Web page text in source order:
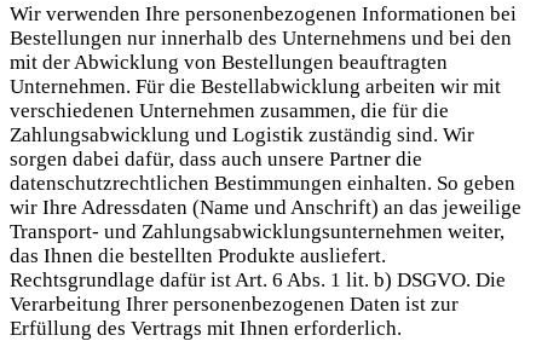
Wir verwenden Ihre personenbezogenen Informationen bei
Bestellungen nur innerhalb des Unternehmens und bei den
mit der Abwicklung von Bestellungen beauftragten
Unternehmen. Für die Bestellabwicklung arbeiten wir mit
verschiedenen Unternehmen zusammen, die für die
Zahlungsabwicklung und Logistik zuständig sind. Wir
sorgen dabei dafür, dass auch unsere Partner die
datenschutzrechtlichen Bestimmungen einhalten. So geben
wir Ihre Adressdaten (Name und Anschrift) an das jeweilige
Transport- und Zahlungsabwicklungsunternehmen weiter,
das Ihnen die bestellten Produkte ausliefert.
Rechtsgrundlage dafür ist Art. 6 Abs. 1 lit. b) DSGVO. Die
Verarbeitung Ihrer personenbezogenen Daten ist zur
Erfüllung des Vertrags mit Ihnen erforderlich.